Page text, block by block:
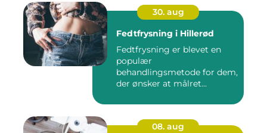
30. aug
Fedtfrysning i Hillerød
Fedtfrysning er blevet en
populær
behandlingsmetode for dem,
der ønsker at målret...
08. aug